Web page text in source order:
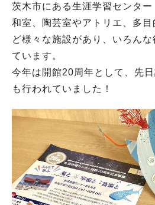
茨木市にある生涯学習センター
和室、陶芸室やアトリエ、多
ど様々な施設があり、いろん
ています。
今年は開館20周年として、先
も行われていました！